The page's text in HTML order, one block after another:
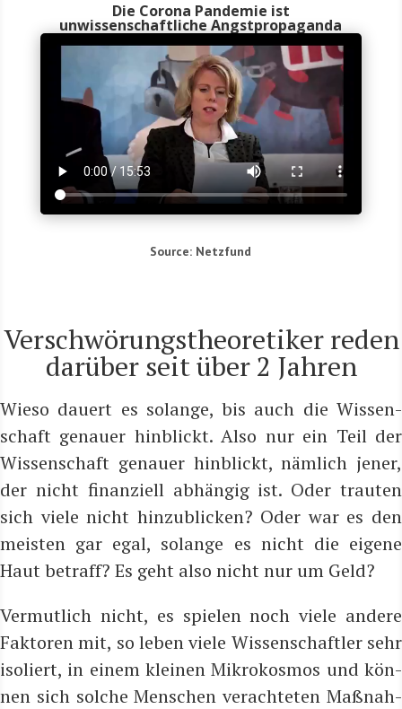
Die Corona Pandemie ist
unwissenschaftliche Angstpropaganda
Source: Netz­fund
Verschwörungstheoretiker reden
darüber seit über 2 Jahren
Wie­so dau­ert es solan­ge, bis auch die Wis­sen­
schaft genau­er hin­blickt. Also nur ein Teil der
Wis­sen­schaft genau­er hin­blickt, näm­lich jener,
der nicht finan­zi­ell abhän­gig ist. Oder trau­ten
sich vie­le nicht hin­zu­bli­cken? Oder war es den
meis­ten gar egal, solan­ge es nicht die eige­ne
Haut betraff? Es geht also nicht nur um Geld?
Ver­mut­lich nicht, es spie­len noch vie­le ande­re
Fak­to­ren mit, so leben vie­le Wis­sen­schaft­ler sehr
iso­liert, in einem klei­nen Mikro­kos­mos und kön­
nen sich sol­che Men­schen ver­ach­te­ten Maß­nah­